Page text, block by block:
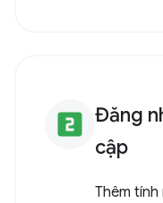
looks_two Đăng
cập
Thêm